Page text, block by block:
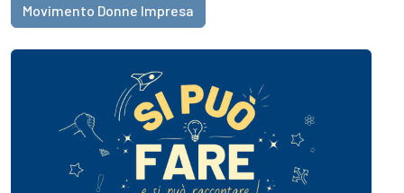
Movimento Donne Impresa